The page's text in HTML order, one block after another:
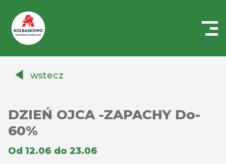
Auchanwstecz
DZIEŃ OJCA -ZAPACHY Do-
60%
Od 12.06 do 23.06